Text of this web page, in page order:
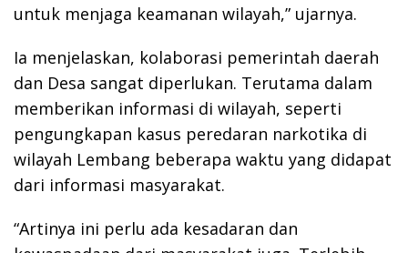
untuk menjaga keamanan wilayah,” ujarnya.
Ia menjelaskan, kolaborasi pemerintah daerah
dan Desa sangat diperlukan. Terutama dalam
memberikan informasi di wilayah, seperti
pengungkapan kasus peredaran narkotika di
wilayah Lembang beberapa waktu yang didapat
dari informasi masyarakat.
“Artinya ini perlu ada kesadaran dan